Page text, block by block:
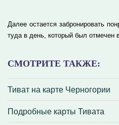
СМОТРИТЕ ТАКЖЕ:
Тиват на карте Черногории
Подробные карты Тивата
Далее остается забронировать
туда в день, который был отмечен